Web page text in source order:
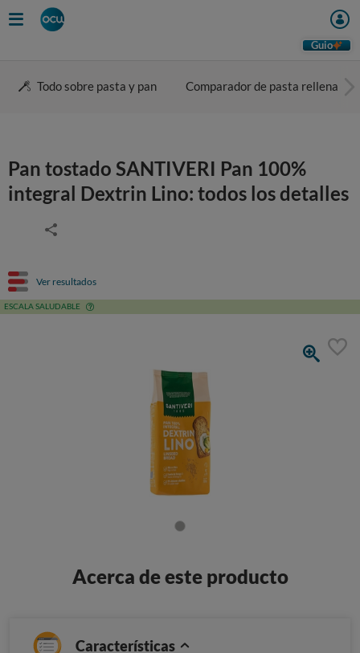
Guio
Todo sobre pasta y pan Comparador de pasta rellena
Pan tostado SANTIVERI Pan 100%
integral Dextrin Lino: todos los detalles
Ver resultados
ESCALA SALUDABLE
Acerca de este producto
Características